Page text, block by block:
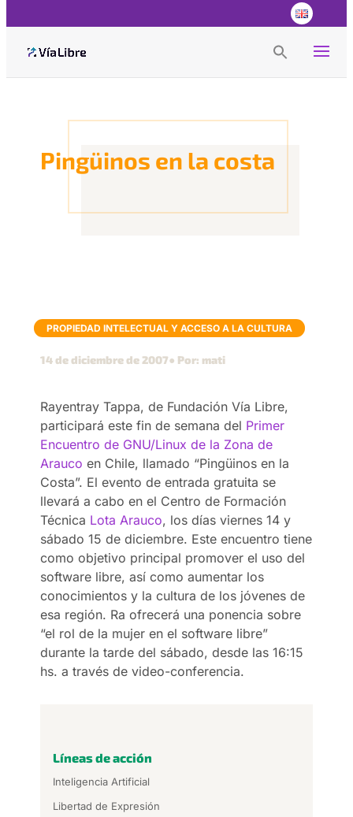
Search Button
Pingüinos en la costa
PROPIEDAD INTELECTUAL Y ACCESO A LA CULTURA
14 de diciembre de 2007● Por: mati
Rayentray Tappa, de Fundación Vía Libre,
participará este fin de semana del Primer
Encuentro de GNU/Linux de la Zona de
Arauco en Chile, llamado “Pingüinos en la
Costa”. El evento de entrada gratuita se
llevará a cabo en el Centro de Formación
Técnica Lota Arauco, los días viernes 14 y
sábado 15 de diciembre. Este encuentro tiene
como objetivo principal promover el uso del
software libre, así como aumentar los
conocimientos y la cultura de los jóvenes de
esa región. Ra ofrecerá una ponencia sobre
“el rol de la mujer en el software libre”
durante la tarde del sábado, desde las 16:15
hs. a través de video-conferencia.
Líneas de acción
Inteligencia Artificial
Libertad de Expresión